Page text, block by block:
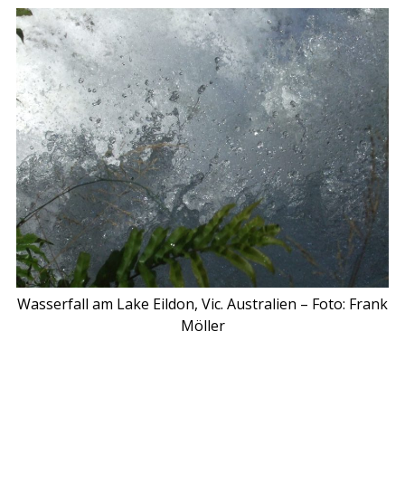
Wasserfall am Lake Eildon, Vic. Australien – Foto: Frank
Möller